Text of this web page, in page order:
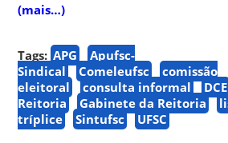
(mais…)
Tags: APG
Apufsc-
Sindical
Comeleufsc
comissão
eleitoral
consulta informal DCE
Reitoria
Gabinete da Reitoria
tríplice
Sintufsc UFSC